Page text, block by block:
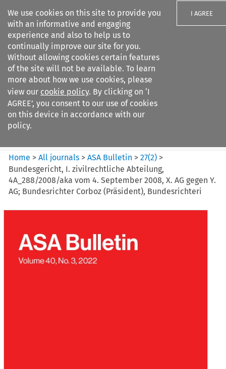
We use cookies on this site to provide you
with an informative and engaging
experience and also to help us to
continually improve our site for you.
Without allowing cookies certain features
of the site will not be available. To learn
more about how we use cookies, please
view our cookie policy. By clicking on ‘I
AGREE’, you consent to our use of cookies
on this device in accordance with our
policy.
I AGREE
Search filters
ASA Bulletin
Home >All journals >ASA Bulletin >27(2) >
Bundesgericht, I. zivilrechtliche Abteilung,
4A_288/2008/aka vom 4. September 2008, X. AG gegen Y.
AG; Bundesrichter Corboz (Präsident), Bundesrichteri